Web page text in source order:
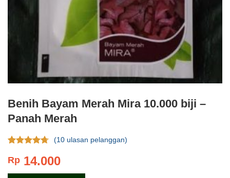
Benih Bayam Merah Mira 10.000 biji –
Panah Merah
4.40 dari 5
(10 ulasan pelanggan)
Rp 14.000